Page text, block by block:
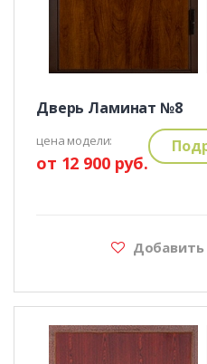
Дверь Ламинат №8
цена модели:
от 12 900 руб.
Добавить